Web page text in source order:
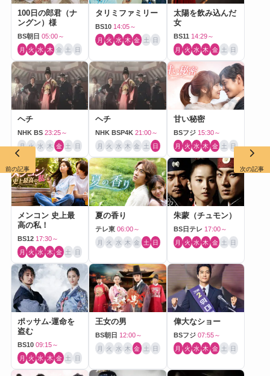
100日の郎君（ナ
ングン）様
BS朝日 05:00～
月 火 水 木 金 土 日
タリミファミリー
BS10 14:05～
月 火 水 木 金 土 日
太陽を飲み込んだ
女
BS11 14:29～
月 火 水 木 金 土 日
ヘチ
NHK BS 23:25～
月 火 水 木 金 土 日
ヘチ
NHK BSP4K 21:00～
月 火 水 木 金 土 日
甘い秘密
BSフジ 15:30～
月 火 水 木 金 土 日
メンコン 史上最
高の私！
BS12 17:30～
月 火 水 木 金 土 日
夏の香り
テレ東 06:00～
月 火 水 木 金 土 日
朱蒙（チュモン）
BS日テレ 17:00～
月 火 水 木 金 土 日
ポッサム-運命を
盗む
BS10 09:15～
月 火 水 木 金 土 日
王女の男
BS朝日 12:00～
月 火 水 木 金 土 日
偉大なショー
BSフジ 07:55～
月 火 水 木 金 土 日
前の記事 次の記事